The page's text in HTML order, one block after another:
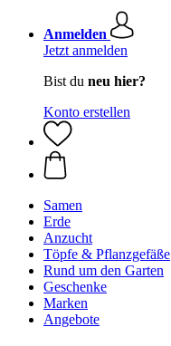
Anmelden
Jetzt anmelden
Bist du neu hier?
Konto erstellen
Samen
Erde
Anzucht
Töpfe & Pflanzgefäße
Rund um den Garten
Geschenke
Marken
Angebote